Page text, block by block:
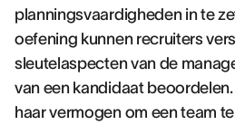
planningsvaardigheden in te
oefening kunnen recruiters
sleutelaspecten van de
van een kandidaat
haar vermogen om een team